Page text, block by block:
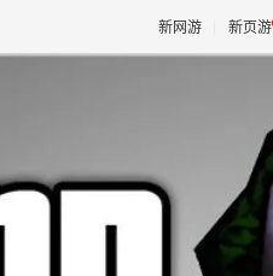
新网游 新页游